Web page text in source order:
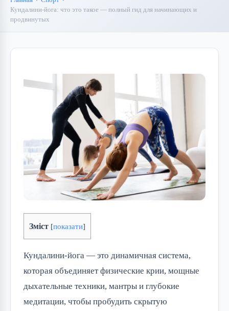
Кундалини-йога: что это такое — полный гид для начинающих и
продвинутых
Зміст [показати]
Кундалини-йога — это динамичная система,
которая объединяет физические крии, мощные
дыхательные техники, мантры и глубокие
медитации, чтобы пробудить скрытую